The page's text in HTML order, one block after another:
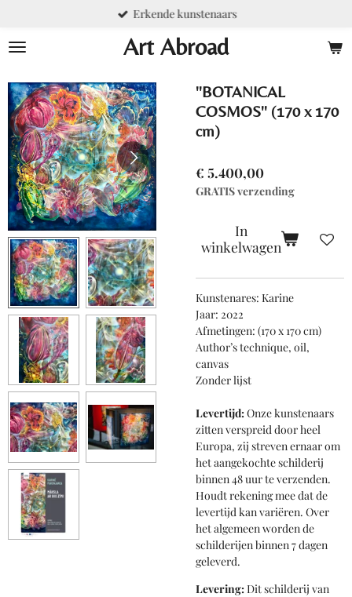
naar
hoofdinhoud
Art Abroad
Erkende kunstenaars
''BOTANICAL
COSMOS'' (170 x 170
cm)
€ 5.400,00
GRATIS verzending
In
winkelwagen
Kunstenares: Karine
Jaar: 2022
Afmetingen: (170 x 170 cm)
Author’s technique, oil,
canvas
Zonder lijst
Levertijd:Onze kunstenaars
zitten verspreid door heel
Europa, zij streven ernaar om
het aangekochte schilderij
binnen 48 uur te verzenden.
Houdt rekening mee dat de
levertijd kan variëren. Over
het algemeen worden de
schilderijen binnen 7 dagen
geleverd.
Levering:Dit schilderij van